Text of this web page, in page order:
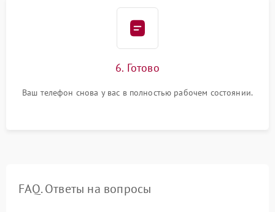
6. Готово
Ваш телефон снова у вас в полностью рабочем состоянии.
FAQ. Ответы на вопросы